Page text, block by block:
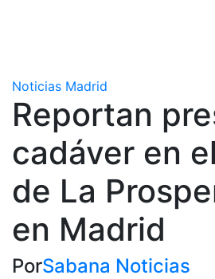
Noticias Madrid
Reportan
cadáver en
de La
en Madrid
PorSabana Noticias